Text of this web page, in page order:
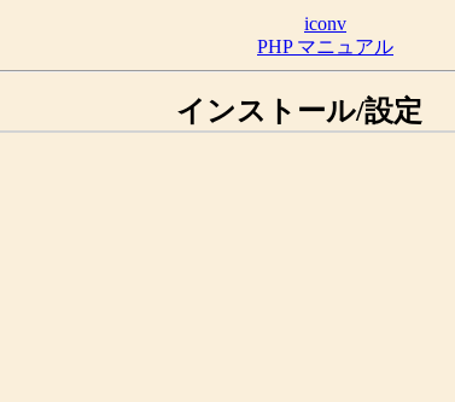
iconv
PHP マニュアル
インストール/設定